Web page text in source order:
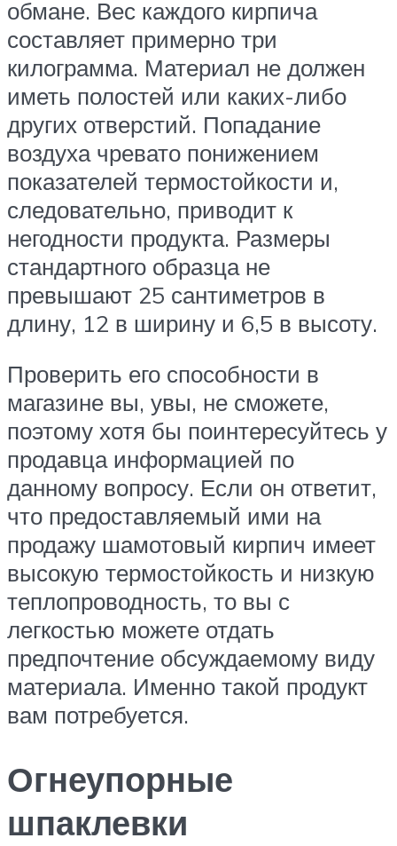
обмане. Вес каждого кирпича
составляет примерно три
килограмма. Материал не должен
иметь полостей или каких-либо
других отверстий. Попадание
воздуха чревато понижением
показателей термостойкости и,
следовательно, приводит к
негодности продукта. Размеры
стандартного образца не
превышают 25 сантиметров в
длину, 12 в ширину и 6,5 в высоту.
Проверить его способности в
магазине вы, увы, не сможете,
поэтому хотя бы поинтересуйтесь у
продавца информацией по
данному вопросу. Если он ответит,
что предоставляемый ими на
продажу шамотовый кирпич имеет
высокую термостойкость и низкую
теплопроводность, то вы с
легкостью можете отдать
предпочтение обсуждаемому виду
материала. Именно такой продукт
вам потребуется.
Огнеупорные
шпаклевки